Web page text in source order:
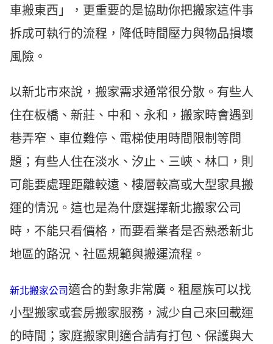
車搬東西」，更重要的是協助你把搬家這件事
拆成可執行的流程，降低時間壓力與物品損壞
風險。
以新北市來說，搬家需求通常很分散。有些人
住在板橋、新莊、中和、永和，搬家時會遇到
巷弄窄、車位難停、電梯使用時間限制等問
題；有些人住在淡水、汐止、三峽、林口，則
可能要處理距離較遠、樓層較高或大型家具搬
運的情況。這也是為什麼選擇新北搬家公司
時，不能只看價格，而要看業者是否熟悉新北
地區的路況、社區規範與搬運流程。
新北搬家公司適合的對象非常廣。租屋族可以找
小型搬家或套房搬家服務，減少自己來回載運
的時間；家庭搬家則適合請有打包、保護與大